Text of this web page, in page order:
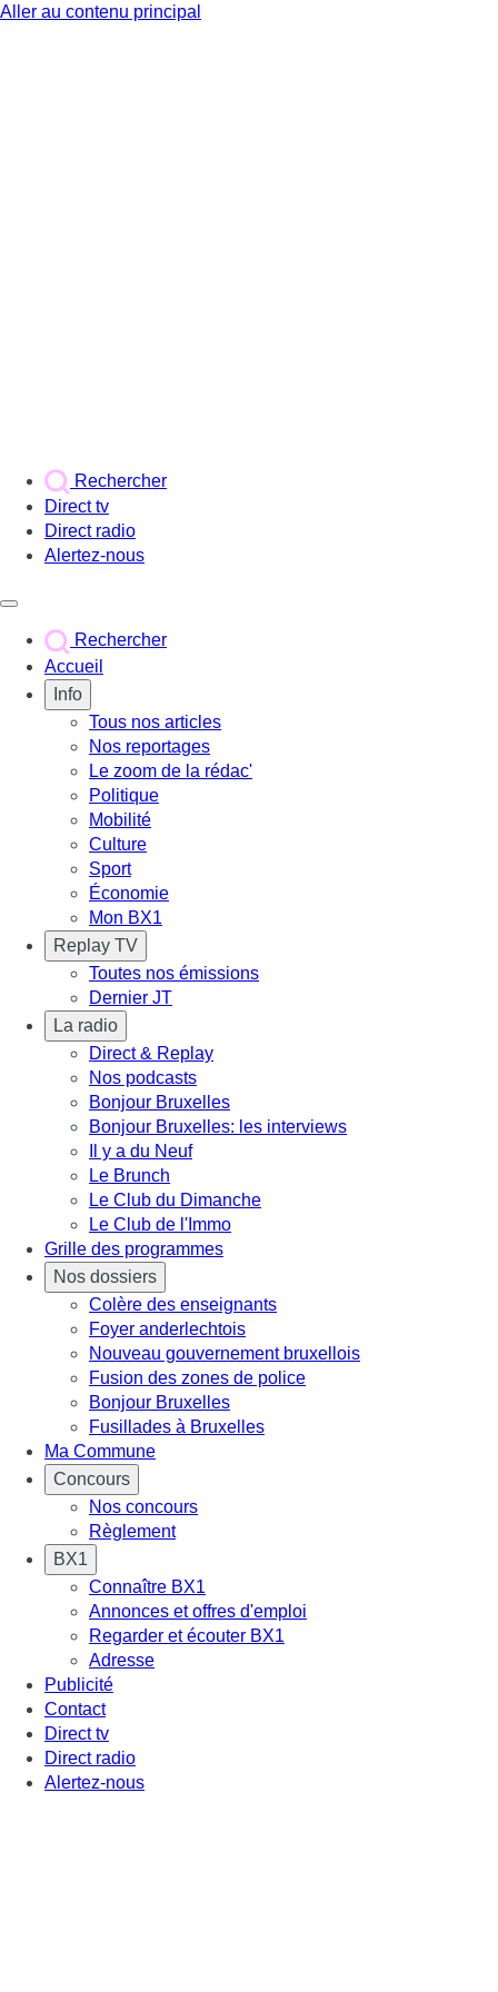
Aller au contenu principal
Rechercher
Direct tv
Direct radio
Alertez-nous
Rechercher
Accueil
Info
Tous nos articles
Nos reportages
Le zoom de la rédac'
Politique
Mobilité
Culture
Sport
Économie
Mon BX1
Replay TV
Toutes nos émissions
Dernier JT
La radio
Direct & Replay
Nos podcasts
Bonjour Bruxelles
Bonjour Bruxelles: les interviews
Il y a du Neuf
Le Brunch
Le Club du Dimanche
Le Club de l'Immo
Grille des programmes
Nos dossiers
Colère des enseignants
Foyer anderlechtois
Nouveau gouvernement bruxellois
Fusion des zones de police
Bonjour Bruxelles
Fusillades à Bruxelles
Ma Commune
Concours
Nos concours
Règlement
BX1
Connaître BX1
Annonces et offres d'emploi
Regarder et écouter BX1
Adresse
Publicité
Contact
Direct tv
Direct radio
Alertez-nous